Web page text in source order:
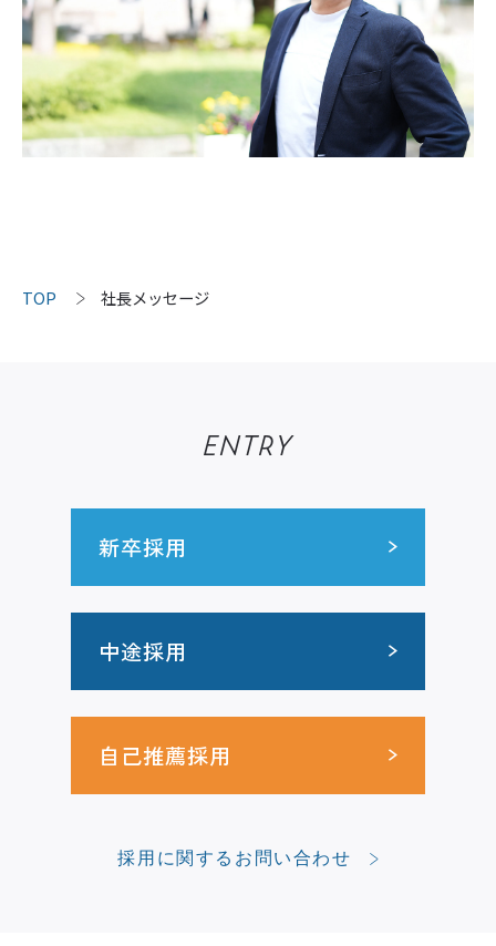
TOP 社長メッセージ
ENTRY
新卒採用
中途採用
自己推薦採用
採用に関するお問い合わせ